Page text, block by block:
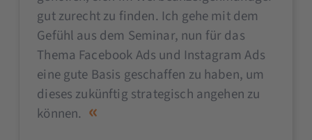
gut zurecht zu finden. Ich gehe mit dem
Gefühl aus dem Seminar, nun für das
Thema Facebook Ads und Instagram Ads
eine gute Basis geschaffen zu haben, um
dieses zukünftig strategisch angehen zu
können.